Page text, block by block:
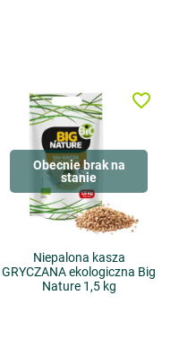
Obecnie brak na
stanie
Niepalona kasza
GRYCZANA ekologiczna Big
Nature 1,5 kg
favorite_border